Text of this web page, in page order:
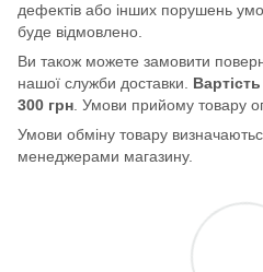
дефектів або інших порушень
буде відмовлено.
Ви також можете замовити
нашої служби доставки.
300 грн . Умови прийому товару
Умови обміну товару
менеджерами магазину.